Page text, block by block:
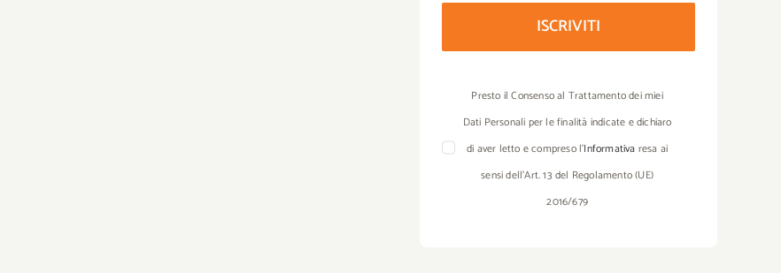
ISCRIVITI
Presto il Consenso al Trattamento dei miei
Dati Personali per le finalità indicate e dichiaro
di aver letto e compreso l’Informativa resa ai
sensi dell’Art. 13 del Regolamento (UE)
2016/679